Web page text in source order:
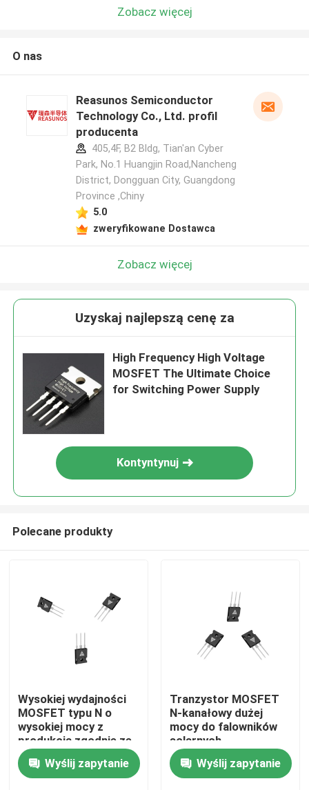
Produkty
O nas
Zobacz więcej
O nas
Reasunos Semiconductor
Technology Co., Ltd. profil
producenta
405,4F, B2 Bldg, Tian'an Cyber
Park, No.1 Huangjin Road,Nancheng
District, Dongguan City, Guangdong
Province ,Chiny
5.0
zweryfikowane Dostawca
Zobacz więcej
Uzyskaj najlepszą cenę za
High Frequency High Voltage
MOSFET The Ultimate Choice
for Switching Power Supply
Kontyntynuj
Polecane produkty
Wysokiej wydajności
MOSFET typu N o
wysokiej mocy z
produkcją zgodnie ze
standardami
wojskowymi dla
stabilnego
Wyślij zapytanie
Tranzystor MOSFET
N-kanałowy dużej
mocy do falowników
solarnych,
przetwornic DC/DC
wysokiego napięcia i
sterowników silników
Wyślij zapytanie